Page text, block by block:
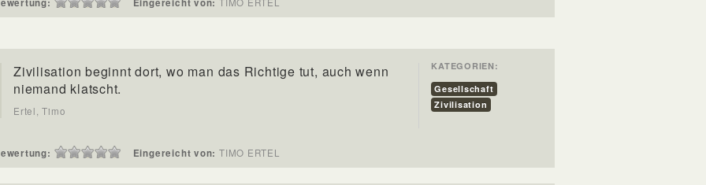
Eingereicht von:
Zivilisation beginnt dort, wo man das Richtige tut, auch wenn
niemand klatscht.
Ertel, Timo
KATEGORIEN:
Gesellschaft
Zivilisation
Eingereicht von: TIMO ERTEL